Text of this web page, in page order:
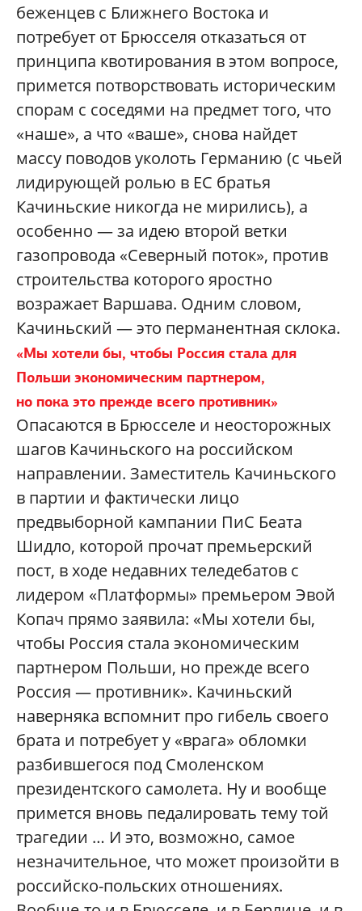
беженцев с Ближнего Востока и
потребует от Брюсселя отказаться от
принципа квотирования в этом вопросе,
примется потворствовать историческим
спорам с соседями на предмет того, что
«наше», а что «ваше», снова найдет
массу поводов уколоть Германию (с чьей
лидирующей ролью в ЕС братья
Качиньские никогда не мирились), а
особенно — за идею второй ветки
газопровода «Северный поток», против
строительства которого яростно
возражает Варшава. Одним словом,
Качиньский — это перманентная склока.
«Мы хотели бы, чтобы Россия стала для
Польши экономическим партнером,
но пока это прежде всего противник»
Опасаются в Брюсселе и неосторожных
шагов Качиньского на российском
направлении. Заместитель Качиньского
в партии и фактически лицо
предвыборной кампании ПиС Беата
Шидло, которой прочат премьерский
пост, в ходе недавних теледебатов с
лидером «Платформы» премьером Эвой
Копач прямо заявила: «Мы хотели бы,
чтобы Россия стала экономическим
партнером Польши, но прежде всего
Россия — противник». Качиньский
наверняка вспомнит про гибель своего
брата и потребует у «врага» обломки
разбившегося под Смоленском
президентского самолета. Ну и вообще
примется вновь педалировать тему той
трагедии … И это, возможно, самое
незначительное, что может произойти в
российско-польских отношениях.